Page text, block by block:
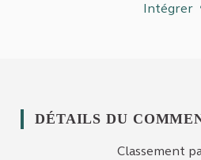
Intégrer
DÉTAILS DU
Classement